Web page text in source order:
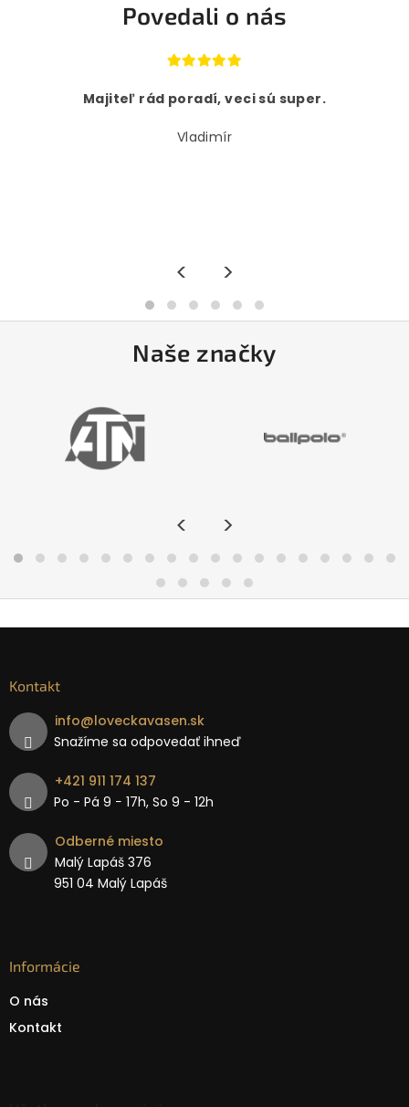
Povedali o nás
Majiteľ rád poradí, veci sú super.
Vladimír
< >
Naše značky
< >
Kontakt
info@loveckavasen.sk
Snažíme sa odpovedať ihneď
+421 911 174 137
Po - Pá 9 − 17h, So 9 - 12h
Odberné miesto
Malý Lapáš 376
951 04 Malý Lapáš
Informácie
O nás
Kontakt